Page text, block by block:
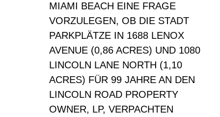
MIAMI BEACH EINE FRAGE
VORZULEGEN, OB DIE STADT
PARKPLÄTZE IN 1688 LENOX
AVENUE (0,86 ACRES) UND 1080
LINCOLN LANE NORTH (1,10
ACRES) FÜR 99 JAHRE AN DEN
LINCOLN ROAD PROPERTY
OWNER, LP, VERPACHTEN